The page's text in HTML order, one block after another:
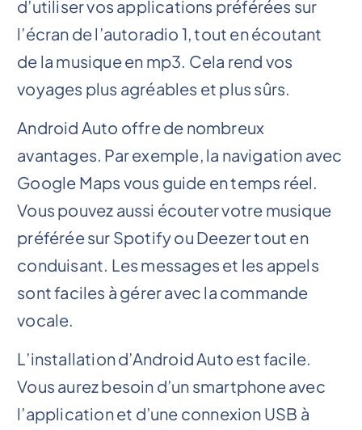
d’utiliser vos applications préférées sur
l’écran de l’autoradio 1, tout en écoutant
de la musique en mp3. Cela rend vos
voyages plus agréables et plus sûrs.
Android Auto offre de nombreux
avantages. Par exemple, la navigation avec
Google Maps vous guide en temps réel.
Vous pouvez aussi écouter votre musique
préférée sur Spotify ou Deezer tout en
conduisant. Les messages et les appels
sont faciles à gérer avec la commande
vocale.
L’installation d’Android Auto est facile.
Vous aurez besoin d’un smartphone avec
l’application et d’une connexion USB à